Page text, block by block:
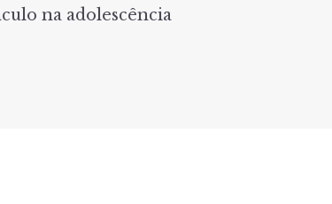
na adolescência